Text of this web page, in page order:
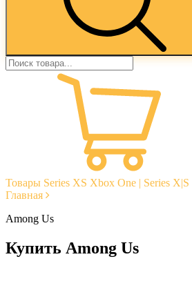
Товары Series XS Xbox One | Series X|S
Главная
Among Us
Купить Among Us